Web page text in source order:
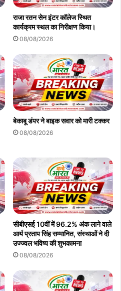
राजा रतन सेन इंटर कॉलेज स्थित
कार्यक्रम स्थल का निरीक्षण किया।
08/08/2026
बेकाबू डंपर ने बाइक सवार को मारी टक्कर
08/08/2026
सीबीएसई 10वीं में 96.2% अंक लाने वाले
आर्य प्रताप सिंह सम्मानित, संस्थाओं ने दी
उज्ज्वल भविष्य की शुभकामना
08/08/2026